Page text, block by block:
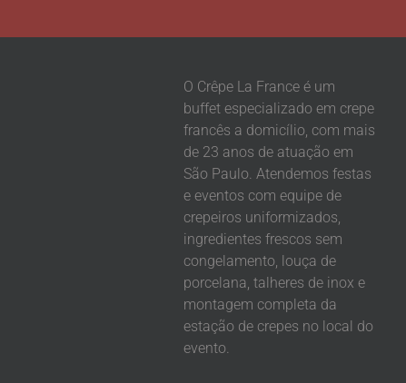
O Crêpe La France é um
buffet especializado em crepe
francês a domicílio, com mais
de 23 anos de atuação em
São Paulo. Atendemos festas
e eventos com equipe de
crepeiros uniformizados,
ingredientes frescos sem
congelamento, louça de
porcelana, talheres de inox e
montagem completa da
estação de crepes no local do
evento.